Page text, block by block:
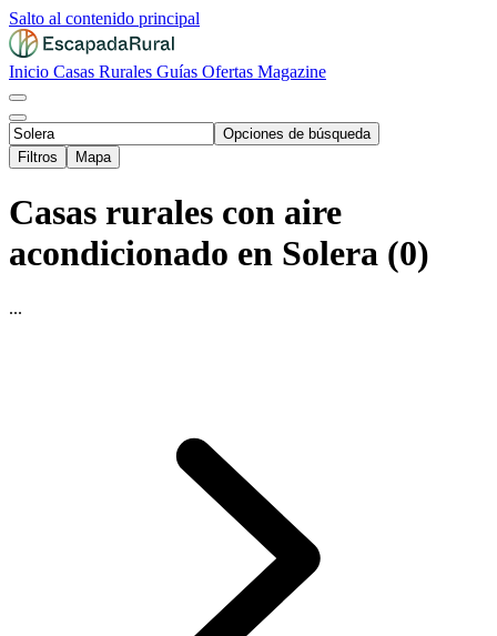
Salto al contenido principal
Inicio Casas Rurales Guías Ofertas Magazine
Opciones de búsqueda
Filtros
Mapa
Casas rurales con aire
acondicionado en Solera (0)
...